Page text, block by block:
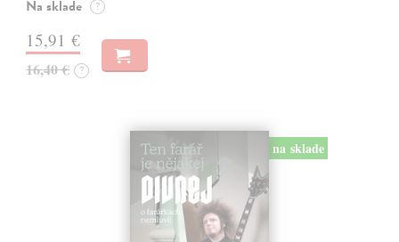
Na sklade ?
15,91 €
16,40 € ?
na sklade